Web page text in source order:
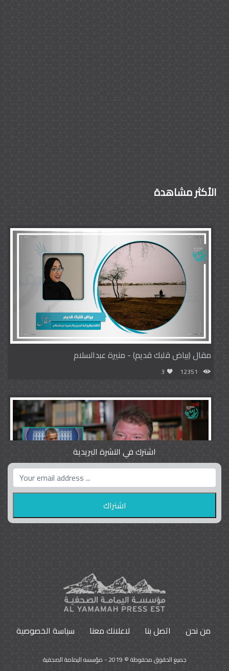
الأكثر مشاهدة
مقال (بياض قلبك قديم) - منيرة عبدالسلام
12351
3
واشنطن بوست واللوبي المزدوج
9785
اشترك في النشرة البريدية
من نحن اتصل بنا لاعلانك معنا سياسة الخصوصية
جميع الحقوق محفوظة © 2019 - مؤسسه اليمامة الصحفية